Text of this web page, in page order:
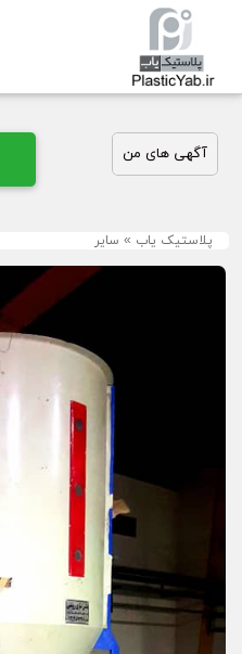
آگهی های من
پلاستیک یاب » سایر